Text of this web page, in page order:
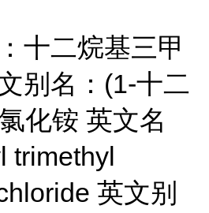
十二烷基三甲
别名：(1-十二
化铵 英文名
trimethyl
英文别